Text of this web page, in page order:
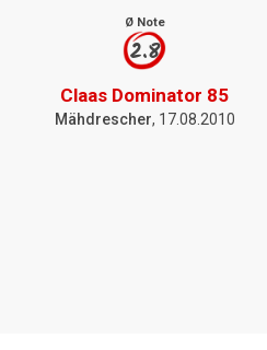
Ø Note
2.8
Claas Dominator 85
Mähdrescher, 17.08.2010